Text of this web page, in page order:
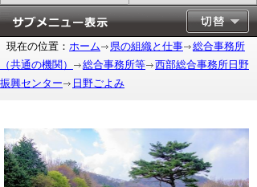
現在の位置： ホーム 県の組織と仕事
総合事務所
（共通の機関）
総合事務所等
西部総合事務所日野
振興センター
日野ごよみ